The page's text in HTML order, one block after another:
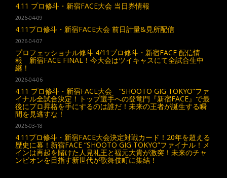
4.11 プロ修斗・新宿FACE大会 当日券情報
2026-04-09
4.11プロ修斗・新宿FACE大会 前日計量&見所配信
2026-04-07
プロフェッショナル修斗 4/11プロ修斗・新宿FACE 配信情
報 新宿FACE FINAL！今大会はツイキャスにて全試合生中
継！
2026-04-06
4.11 プロ修斗・新宿FACE大会 “SHOOTO GIG TOKYO”ファ
イナル全試合決定！トップ選手への登竜門『新宿FACE』で最
後にプロ昇格を手にするのは誰だ！未来の王者が誕生する瞬
間を見逃すな！
2026-03-18
4.11プロ修斗・新宿FACE大会決定対戦カード！20年を超える
歴史に幕！新宿FACE “SHOOTO GIG TOKYO”ファイナル！メ
インは再起を賭けた人見礼王と福元大貴が激突！未来のチャ
ンピオンを目指す新世代が歌舞伎町に集結！